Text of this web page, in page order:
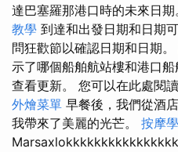
達巴塞羅那港口時的未來日期
教學 到達和出發日期和日期
問狂歡節以確認日期和日期。
示了哪個船舶航站樓和港口
查看更新。 您可以在此處閱
外燴菜單 早餐後，我們從酒
我帶來了美麗的光芒。 按摩